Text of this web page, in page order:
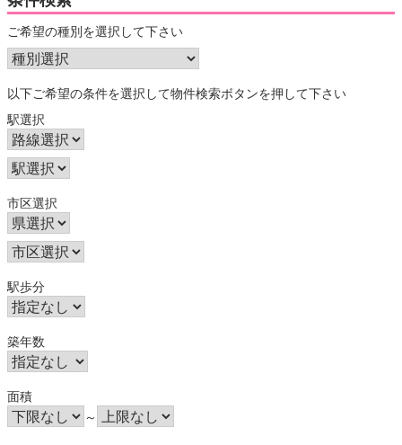
ご希望の種別を選択して下さい
以下ご希望の条件を選択して物件検索ボタンを押して下さい
駅選択
市区選択
駅歩分
築年数
面積
～